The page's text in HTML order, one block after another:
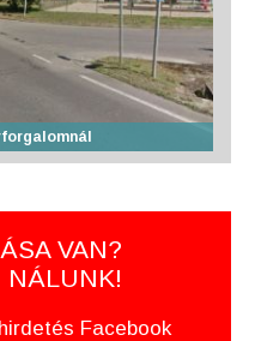
VAN?
NÁLUNK!
Facebook